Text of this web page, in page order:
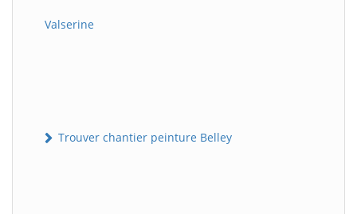
Valserine
Trouver chantier peinture Belley